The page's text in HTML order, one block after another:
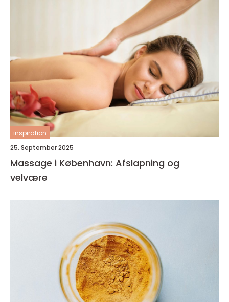
inspiration
25. September 2025
Massage i København: Afslapning og
velvære